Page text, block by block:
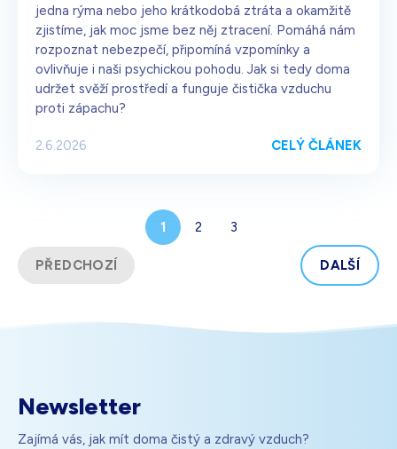
jedna rýma nebo jeho krátkodobá ztráta a okamžitě
zjistíme, jak moc jsme bez něj ztracení. Pomáhá nám
rozpoznat nebezpečí, připomíná vzpomínky a
ovlivňuje i naši psychickou pohodu. Jak si tedy doma
udržet svěží prostředí a funguje čistička vzduchu
proti zápachu?
2.6.2026 CELÝ ČLÁNEK
PŘEDCHOZÍ
1 2 3
DALŠÍ
Newsletter
Zajímá vás, jak mít doma čistý a zdravý vzduch?